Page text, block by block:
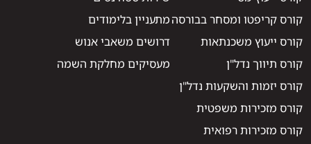
קורס קריפטו ומסחר בבורסה
קורס ייעוץ משכנתאות
קורס תיווך נדל"ן
קורס יזמות והשקעות נדל"ן
קורס מזכירות משפטית
קורס מזכירות רפואית
מתעניין בלימודים
דרושים משאבי אנוש
מעסיקים מחלקת השמה